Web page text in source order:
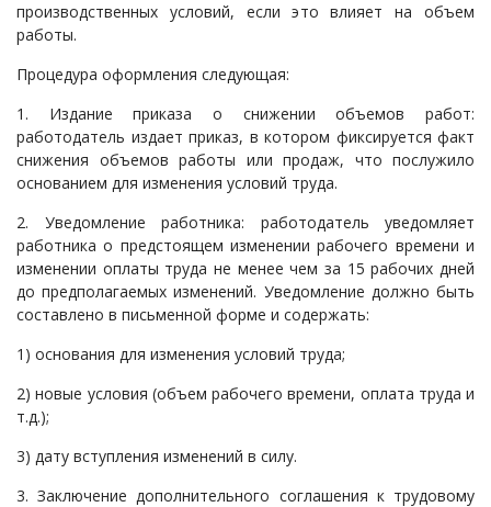
производственных условий, если это влияет на объем
работы.
Процедура оформления следующая:
1. Издание приказа о снижении объемов работ:
работодатель издает приказ, в котором фиксируется факт
снижения объемов работы или продаж, что послужило
основанием для изменения условий труда.
2. Уведомление работника: работодатель уведомляет
работника о предстоящем изменении рабочего времени и
изменении оплаты труда не менее чем за 15 рабочих дней
до предполагаемых изменений. Уведомление должно быть
составлено в письменной форме и содержать:
1) основания для изменения условий труда;
2) новые условия (объем рабочего времени, оплата труда и
т.д.);
3) дату вступления изменений в силу.
3. Заключение дополнительного соглашения к трудовому